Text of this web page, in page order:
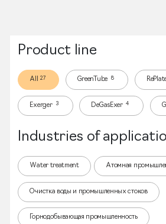
Product line
All 27 GreenTube 8
Exerger 3 DeGasExer 4
Industries of
Water treatment Атомная
Очистка воды и промышленных стоков
Горнодобывающая промышленность